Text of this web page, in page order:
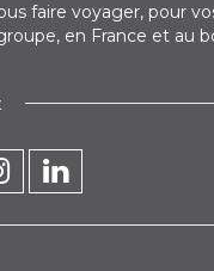
faire voyager, pour
en France et au